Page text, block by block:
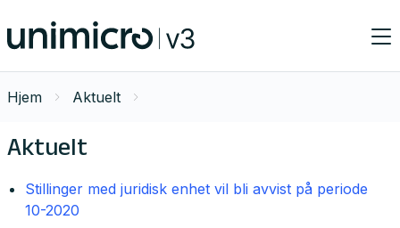
Hjem Aktuelt
Aktuelt
Stillinger med juridisk enhet vil bli avvist på periode
10-2020